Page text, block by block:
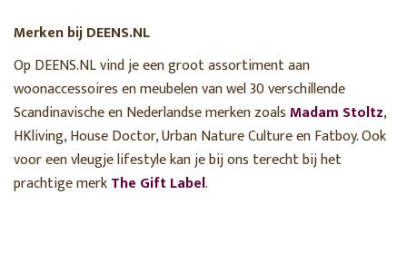
Merken bij DEENS.NL
Op DEENS.NL vind je een groot assortiment aan
woonaccessoires en meubelen van wel 30 verschillende
Scandinavische en Nederlandse merken zoalsMadam Stoltz,
HKliving, House Doctor, Urban Nature Culture en Fatboy. Ook
voor een vleugje lifestyle kan je bij ons terecht bij het
prachtige merkThe Gift Label.